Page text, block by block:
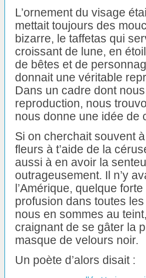
L’ornement du visage
mettait toujours des
bizarre, le taffetas qui
croissant de lune, en
de bêtes et de
donnait une véritable
Dans un cadre dont
reproduction, nous
nous donne une idée de
Si on cherchait souvent
fleurs à t’aide de la
aussi à en avoir la
outrageusement. Il n’y
l’Amérique, quelque
profusion dans toutes
nous en sommes au
craignant de se gâter la
masque de velours noir.
Un poète d’alors disait :